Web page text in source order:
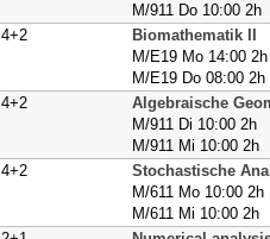
M/911 Do 10:00 2h
4+2
Biomathematik II
M/E19 Mo 14:00 2h
M/E19 Do 08:00 2h
4+2
Algebraische
M/911 Di 10:00 2h
M/911 Mi 10:00 2h
4+2
Stochastische
M/611 Mo 10:00 2h
M/611 Mi 10:00 2h